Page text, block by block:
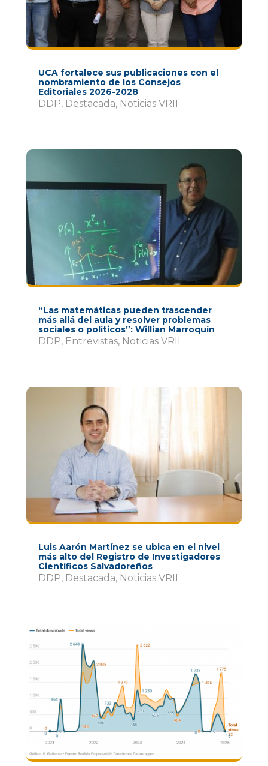
UCA fortalece sus publicaciones con el
nombramiento de los Consejos
Editoriales 2026-2028
DDP, Destacada, Noticias VRII
“Las matemáticas pueden trascender
más allá del aula y resolver problemas
sociales o políticos”: Willian Marroquín
DDP, Entrevistas, Noticias VRII
Luis Aarón Martínez se ubica en el nivel
más alto del Registro de Investigadores
Científicos Salvadoreños
DDP, Destacada, Noticias VRII